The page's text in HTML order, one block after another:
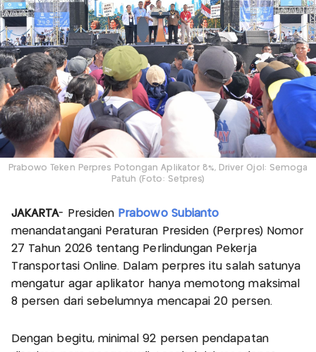
Prabowo Teken Perpres Potongan Aplikator 8%, Driver Ojol: Semoga
Patuh (Foto: Setpres)
JAKARTA- Presiden Prabowo Subianto
menandatangani Peraturan Presiden (Perpres) Nomor
27 Tahun 2026 tentang Perlindungan Pekerja
Transportasi Online. Dalam perpres itu salah satunya
mengatur agar aplikator hanya memotong maksimal
8 persen dari sebelumnya mencapai 20 persen.
Dengan begitu, minimal 92 persen pendapatan